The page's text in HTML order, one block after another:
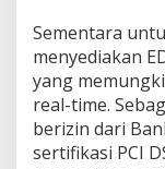
Sementara
menyediakan
yang
real-time.
berizin dari
sertifikasi PCI